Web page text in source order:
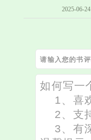
2025-06-24